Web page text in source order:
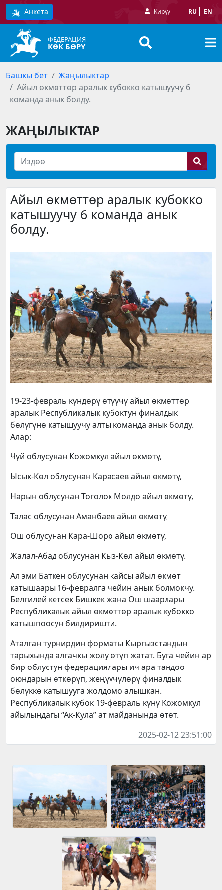
Анкета Кирүү RU EN
ФЕДЕРАЦИЯ
КӨК БӨРҮ
Башкы бет
Жаңылыктар
Айыл өкмөттөр аралык кубокко катышуучу 6
команда анык болду.
ЖАҢЫЛЫКТАР
Айыл өкмөттөр аралык кубокко
катышуучу 6 команда анык
болду.
19-23-февраль күндөрү өтүүчү айыл өкмөттөр
аралык Республикалык кубоктун финалдык
бөлүгүнө катышуучу алты команда анык болду.
Алар:
Чүй облусунан Кожомкул айыл өкмөтү,
Ысык-Көл облусунан Карасаев айыл өкмөтү,
Нарын облусунан Тоголок Молдо айыл өкмөтү,
Талас облусунан Аманбаев айыл өкмөтү,
Ош облусунан Кара-Шоро айыл өкмөтү,
Жалал-Абад облусунан Кыз-Көл айыл өкмөтү.
Ал эми Баткен облусунан кайсы айыл өкмөт
катышаары 16-февралга чейин анык болмокчу.
Белгилей кетсек Бишкек жана Ош шаарлары
Республикалык айыл өкмөттөр аралык кубокко
катышпоосун билдиришти.
Аталган турнирдин форматы Кыргызстандын
тарыхында алгачкы жолу өтүп жатат. Буга чейин ар
бир облустун федерациялары ич ара тандоо
оюндарын өткөрүп, жеңүүчүлөрү финалдык
бөлүккө катышууга жолдомо алышкан.
Республикалык кубок 19-февраль күнү Кожомкул
айылындагы “Ак-Кула” ат майданында өтөт.
2025-02-12 23:51:00